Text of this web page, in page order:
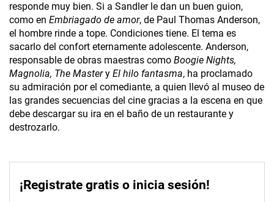
responde muy bien. Si a Sandler le dan un buen guion,
como en Embriagado de amor, de Paul Thomas Anderson,
el hombre rinde a tope. Condiciones tiene. El tema es
sacarlo del confort eternamente adolescente. Anderson,
responsable de obras maestras como Boogie Nights,
Magnolia, The Mastery El hilo fantasma, ha proclamado
su admiración por el comediante, a quien llevó al museo de
las grandes secuencias del cine gracias a la escena en que
debe descargar su ira en el baño de un restaurante y
destrozarlo.
¡Registrate gratis o inicia sesión!